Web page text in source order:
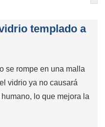
templado a
se rompe en una malla
vidrio ya no causará
lo que mejora la